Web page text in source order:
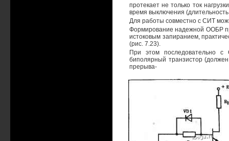
протекает не только ток
время выключения
Для работы совместно с СИТ
Формирование надежной ООБР
истоковым запиранием,
(рис. 7.23).
При этом последовательно
биполярный транзистор
прерыва-